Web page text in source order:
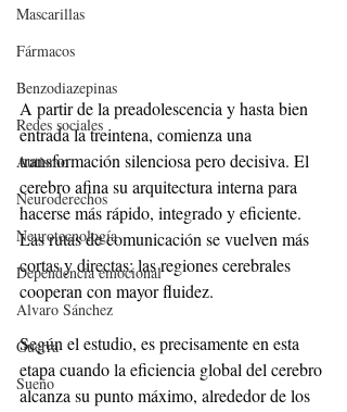
Mascarillas
Fármacos
Benzodiazepinas
Redes sociales
Autismo
Neuroderechos
Neurotecnología
Dependencia emocional
Alvaro Sánchez
Guerra
Sueño
A partir de la preadolescencia y hasta bien
entrada la treintena, comienza una
transformación silenciosa pero decisiva. El
cerebro afina su arquitectura interna para
hacerse más rápido, integrado y eficiente.
Las rutas de comunicación se vuelven más
cortas y directas; las regiones cerebrales
cooperan con mayor fluidez.
Según el estudio, es precisamente en esta
etapa cuando la eficiencia global del cerebro
alcanza su punto máximo, alrededor de los